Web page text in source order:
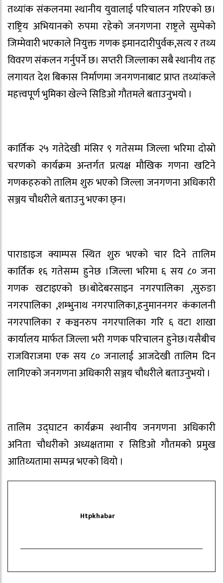
तथ्यांक संकलनमा स्थानीय युवालाई परिचालन गरिएको छ।
राष्ट्रिय अभियानको रुपमा रहेको जनगणना राष्ट्रले सुम्पेको
जिम्मेवारी भएकाले नियुक्त गणक इमानदारीपुर्वक,सत्य र तथ्य
विवरण संकलन गर्नुपर्ने छ। सप्तरी जिल्लाका सबै स्थानीय तह
लगायत देश बिकास निर्माणमा जनगणनाबाट प्राप्त तथ्यांकले
महत्त्वपूर्ण भुमिका खेल्ने सिडिओ गौतमले बताउनुभयो ।
कार्तिक २५ गतेदेखी मंसिर ९ गतेसम्म जिल्ला भरिमा दोस्रो
चरणको कार्यक्रम अन्तर्गत प्रत्यक्ष मौखिक गणना खटिने
गणकहरुको तालिम शुरु भएको जिल्ला जनगणना अधिकारी
सञ्जय चौधरीले बताउनु भएका छ्न।
पाराडाइज क्याम्पस स्थित शुरु भएको चार दिने तालिम
कार्तिक १६ गतेसम्म हुनेछ ।जिल्ला भरिमा ६ सय ८० जना
गणक खटाइएको छ।बोदेबरसाइन नगरपालिका ,सुरुङा
नगरपालिका ,शम्भुनाथ नगरपालिका,हनुमाननगर कंकालनी
नगरपालिका र कञ्चनरुप नगरपालिका गरि ६ वटा शाखा
कार्यालय मार्फत जिल्ला भरी गणक परिचालन हुनेछ।यसैबीच
राजविराजमा एक सय ८० जनालाई आजदेखी तालिम दिन
लागिएको जनगणना अधिकारी सञ्जय चौधरीले बताउनुभयो ।
तालिम उद्घाटन कार्यक्रम स्थानीय जनगणना अधिकारी
अनिता चौधरीको अध्यक्षतामा र सिडिओ गौतमको प्रमुख
आतिथ्यतामा सम्पन्न भएको थियो ।
Htpkhabar